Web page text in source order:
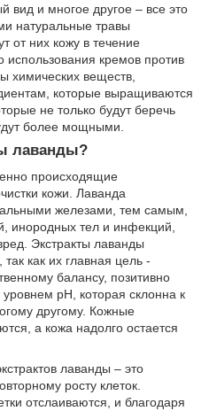
вид и многое другое – все это
натуральные травы
от них кожу в течение
использования кремов против
химических веществ,
которые выращиваются
не только будут беречь
более мощными.
лаванды?
происходящие
кожи. Лаванда
железами, тем самым,
инородных тел и инфекций,
Экстракты лаванды
как их главная цель -
балансу, позитивно
рН, которая склонна к
другому. Кожные
а кожа надолго остается
лаванды – это
росту клеток.
отслаиваются, и благодаря